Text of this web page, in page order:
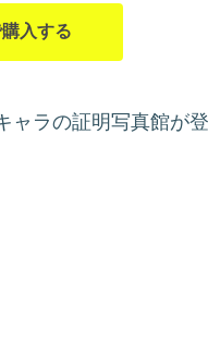
入する
ャラの証明写真館が